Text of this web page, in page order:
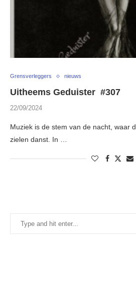
Grensverleggers nieuws
Uitheems Geduister #307
22/09/2024
Muziek is de stem van de nacht, waar
zielen danst. In …